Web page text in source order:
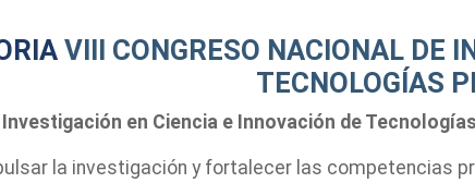
VIII CONGRESO NACIONAL DE
TECNOLOGÍAS
en Ciencia e Innovación de
la investigación y fortalecer las competencias